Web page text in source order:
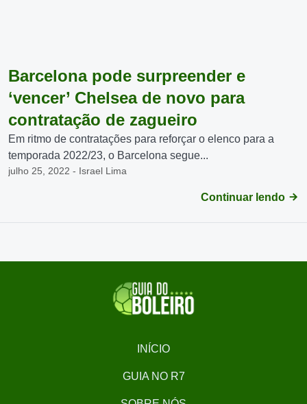
Barcelona pode surpreender e
‘vencer’ Chelsea de novo para
contratação de zagueiro
Em ritmo de contratações para reforçar o elenco para a
temporada 2022/23, o Barcelona segue...
julho 25, 2022 - Israel Lima
Continuar lendo
INÍCIO
GUIA NO R7